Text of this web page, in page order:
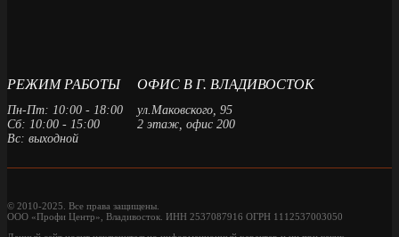
РЕЖИМ РАБОТЫ
Пн-Пт: 10:00 - 18:00
Сб: 10:00 - 15:00
Вс: выходной
ОФИС В Г. ВЛАДИВОСТОК
ул.Маковского, 95
2 этаж, офис 200
© 2010-2025. Все права защищены.
ООО «Профи Центр», Владивосток. ИНН 2537087916 ОГРН 1112537003050